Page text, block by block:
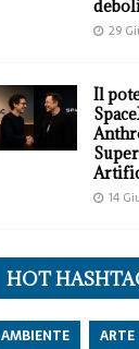
29
Il
14
HOT
AMBIENTE ARTE